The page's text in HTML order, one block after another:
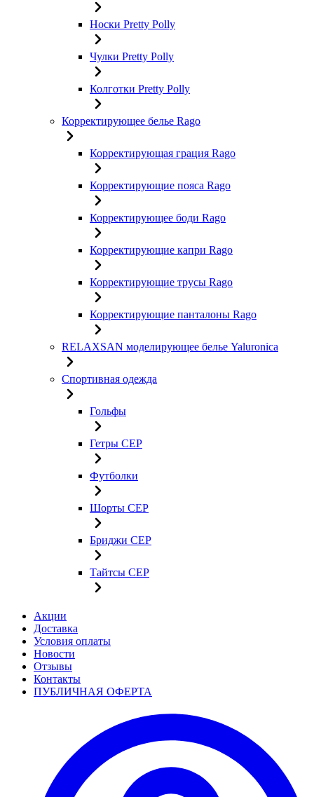
Носки Pretty Polly
Чулки Pretty Polly
Колготки Pretty Polly
Корректирующее белье Rago
Корректирующая грация Rago
Корректирующие пояса Rago
Корректирующее боди Rago
Корректирующие капри Rago
Корректирующие трусы Rago
Корректирующие панталоны Rago
RELAXSAN моделирующее белье Yaluroniсa
Спортивная одежда
Гольфы
Гетры CEP
Футболки
Шорты CEP
Бриджи CEP
Тайтсы CEP
Акции
Доставка
Условия оплаты
Новости
Отзывы
Контакты
ПУБЛИЧНАЯ ОФЕРТА